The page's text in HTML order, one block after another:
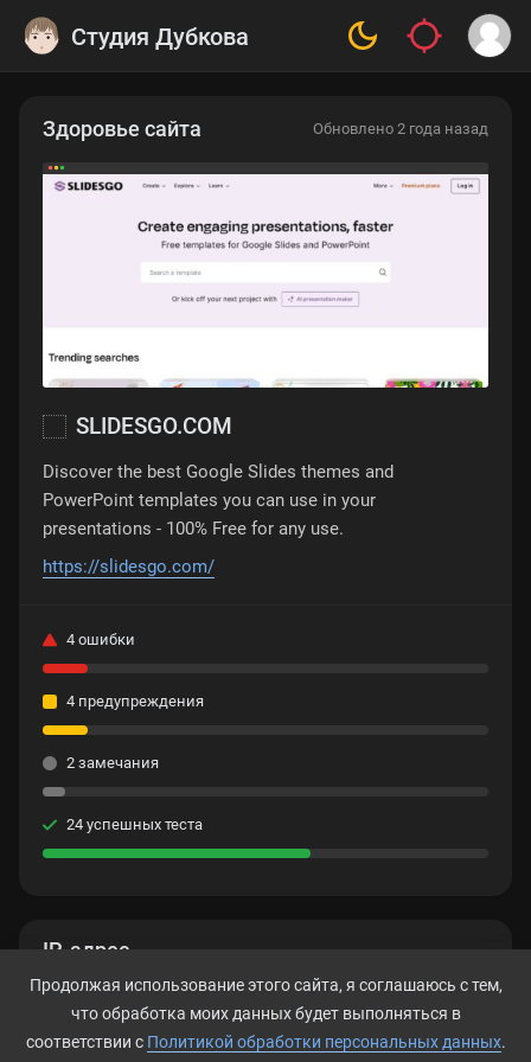
Студия Дубкова
IP-адрес
188.114.98.234
Здоровье сайта Обновлено 2 года назад
SLIDESGO.COM
Discover the best Google Slides themes and
PowerPoint templates you can use in your
presentations - 100% Free for any use.
https://slidesgo.com/
4 ошибки
4 предупреждения
2 замечания
24 успешных теста
Продолжая использование этого сайта, я соглашаюсь с тем,
что обработка моих данных будет выполняться в
соответствии с Политикой обработки персональных данных.